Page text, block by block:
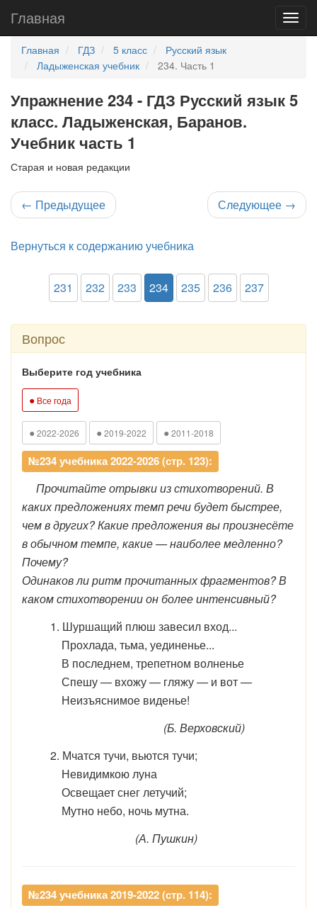
Главная
Главная ГДЗ 5 класс
Русский язык
Ладыженская учебник
234. Часть 1
Упражнение 234 - ГДЗ Русский язык 5
класс. Ладыженская, Баранов.
Учебник часть 1
Старая и новая редакции
← Предыдущее Следующее →
Вернуться к содержанию учебника
231 232 233 234 235 236 237
Вопрос
Выберите год учебника
● Все года
● 2022-2026 ● 2019-2022 ● 2011-2018
№234 учебника 2022-2026 (стр. 123):
Прочитайте отрывки из стихотворений. В
каких предложениях темп речи будет быстрее,
чем в других? Какие предложения вы произнесёте
в обычном темпе, какие — наиболее медленно?
Почему?
Одинаков ли ритм прочитанных фрагментов? В
каком стихотворении он более интенсивный?
1. Шуршащий плюш завесил вход...
Прохлада, тьма, уединенье...
В последнем, трепетном волненье
Спешу — вхожу — гляжу — и вот —
Неизъяснимое виденье!
(Б. Верховский)
2. Мчатся тучи, вьются тучи;
Невидимкою луна
Освещает снег летучий;
Мутно небо, ночь мутна.
(А. Пушкин)
№234 учебника 2019-2022 (стр. 114):